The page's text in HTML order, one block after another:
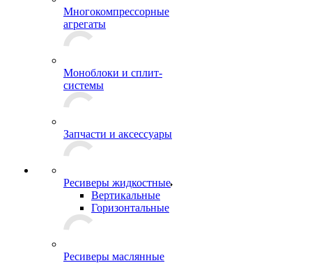
Многокомпрессорные
агрегаты
Моноблоки и сплит-
системы
Запчасти и аксессуары
Ресиверы жидкостные
Вертикальные
Горизонтальные
Ресиверы маслянные